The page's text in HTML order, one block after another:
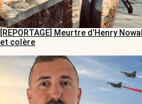
[REPORTAGE] Meurtre d’Henry
et colère